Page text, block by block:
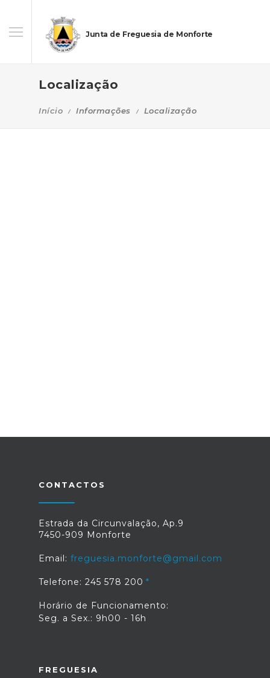
Junta de Freguesia de Monforte
Localização
Início Informações Localização
CONTACTOS
Estrada da Circunvalação, Ap.9
7450-909 Monforte
Email: freguesia.monforte@gmail.com
Telefone: 245 578 200
Horário de Funcionamento:
Seg. a Sex.: 9h00 - 16h
FREGUESIA